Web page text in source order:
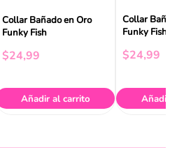
Collar Bañado en Oro
Funky Fish
$24,99
Añadir al carrito
Collar
Funky Fish
$24,99
Añadir